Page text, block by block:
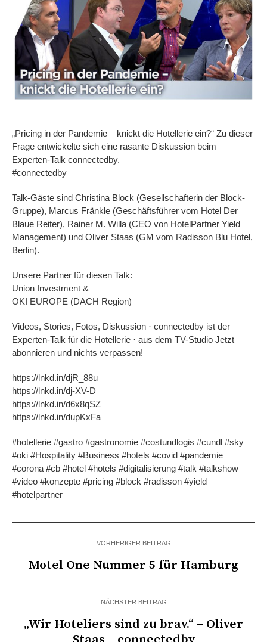
„Pricing in der Pandemie – knickt die Hotellerie ein?“ Zu dieser
Frage entwickelte sich eine rasante Diskussion beim
Experten-Talk connectedby.
#connectedby
Talk-Gäste sind Christina Block (Gesellschafterin der Block-
Gruppe), Marcus Fränkle (Geschäftsführer vom Hotel Der
Blaue Reiter), Rainer M. Willa (CEO von HotelPartner Yield
Management) und Oliver Staas (GM vom Radisson Blu Hotel,
Berlin).
Unsere Partner für diesen Talk:
Union Investment &
OKI EUROPE (DACH Region)
Videos, Stories, Fotos, Diskussion · connectedby ist der
Experten-Talk für die Hotellerie · aus dem TV-Studio Jetzt
abonnieren und nichts verpassen!
https://lnkd.in/djR_88u
https://lnkd.in/dj-XV-D
https://lnkd.in/d6x8qSZ
https://lnkd.in/dupKxFa
#hotellerie #gastro #gastronomie #costundlogis #cundl #sky
#oki #Hospitality #Business #hotels #covid #pandemie
#corona #cb #hotel #hotels #digitalisierung #talk #talkshow
#video #konzepte #pricing #block #radisson #yield
#hotelpartner
VORHERIGER BEITRAG
Motel One Nummer 5 für Hamburg
NÄCHSTER BEITRAG
„Wir Hoteliers sind zu brav.“ – Oliver